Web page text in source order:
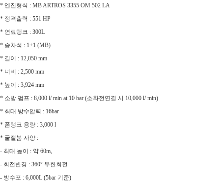
* 엔진형식 : MB ARTROS 3355 OM 502 LA
* 정격출력 : 551 HP
* 연료탱크 : 300L
* 승차석 : 1+1 (MB)
* 길이 : 12,050 mm
* 너비 : 2,500 mm
* 높이 : 3,924 mm
* 소방 펌프 : 8,000 l/ min at 10 bar (소화전연결 시 10,000 l/ min)
* 최대 방수압력 : 16bar
* 폼탱크 용량 : 3,000 l
* 굴절붐 사양 :
- 최대 높이 : 약 60m,
- 회전반경 : 360° 무한회전
- 방수포 : 6,000L (5bar 기준)